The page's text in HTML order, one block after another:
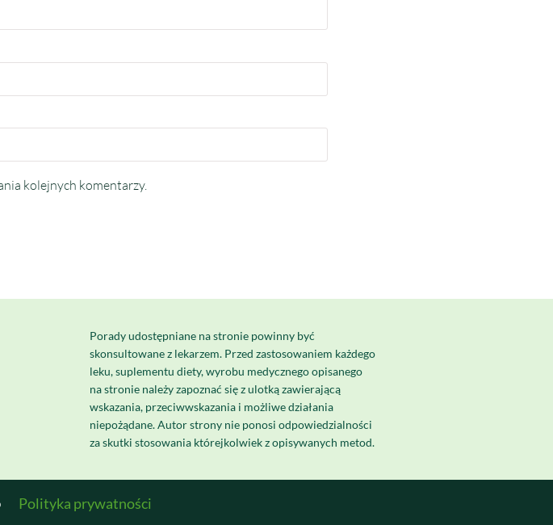
kolejnych komentarzy.
Porady udostępniane na stronie powinny być
skonsultowane z lekarzem. Przed zastosowaniem każdego
leku, suplementu diety, wyrobu medycznego opisanego
na stronie należy zapoznać się z ulotką zawierającą
wskazania, przeciwwskazania i możliwe działania
niepożądane. Autor strony nie ponosi odpowiedzialności
za skutki stosowania którejkolwiek z opisywanych metod.
Polityka prywatności